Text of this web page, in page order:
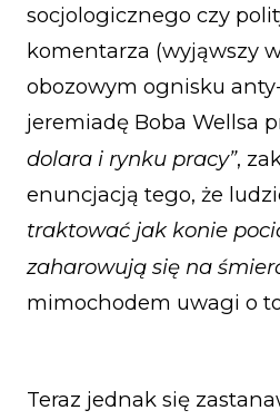
socjologicznego czy
komentarza (wyjąwszy
obozowym ognisku
jeremiadę Boba Wellsa
dolara i rynku pracy”,
enuncjacją tego, że
traktować jak konie
zaharowują się na
mimochodem uwagi o
Teraz jednak się